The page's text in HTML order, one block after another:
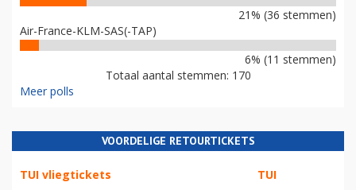
21% (36 stemmen)
Air-France-KLM-SAS(-TAP)
6% (11 stemmen)
Totaal aantal stemmen: 170
Meer polls
VOORDELIGE RETOURTICKETS
TUI vliegtickets TUI